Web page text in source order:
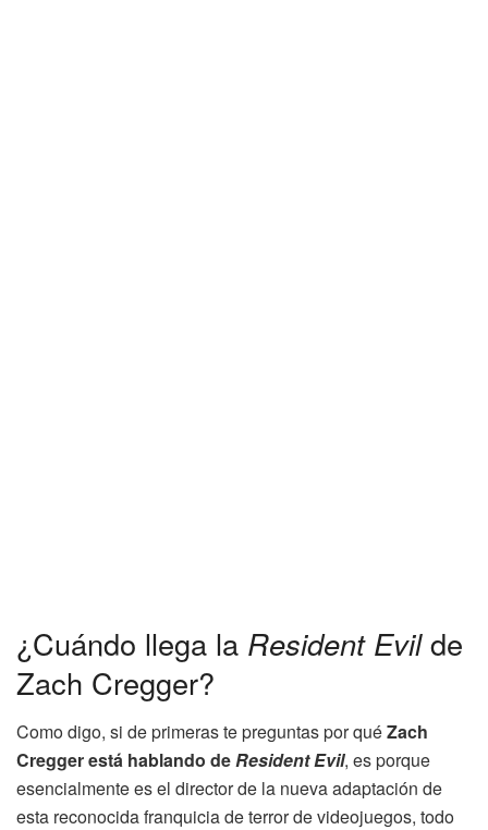
¿Cuándo llega la Resident Evilde
Zach Cregger?
Como digo, si de primeras te preguntas por quéZach
Cregger está hablando deResident Evil, es porque
esencialmente es el director de la nueva adaptación de
esta reconocida franquicia de terror de videojuegos, todo